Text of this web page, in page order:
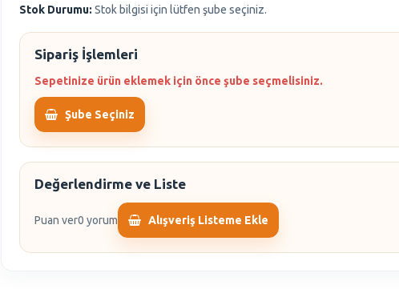
Stok Durumu: Stok bilgisi için lütfen şube seçiniz.
Sipariş İşlemleri
Sepetinize ürün eklemek için önce şube seçmelisiniz.
Şube Seçiniz
Değerlendirme ve Liste
Puan ver0 yorum Alışveriş Listeme Ekle